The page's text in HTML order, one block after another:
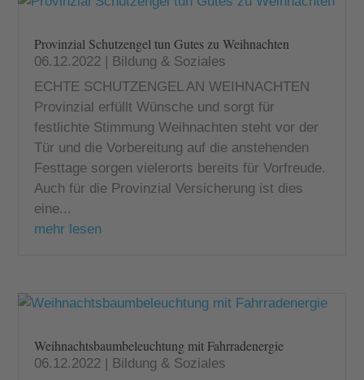
Provinzial Schutzengel tun Gutes zu Weihnachten
06.12.2022 | Bildung & Soziales
ECHTE SCHUTZENGEL AN WEIHNACHTEN
Provinzial erfüllt Wünsche und sorgt für
festlichte Stimmung Weihnachten steht vor der
Tür und die Vorbereitung auf die anstehenden
Festtage sorgen vielerorts bereits für Vorfreude.
Auch für die Provinzial Versicherung ist dies
eine...
mehr lesen
Weihnachtsbaumbeleuchtung mit Fahrradenergie
06.12.2022 | Bildung & Soziales